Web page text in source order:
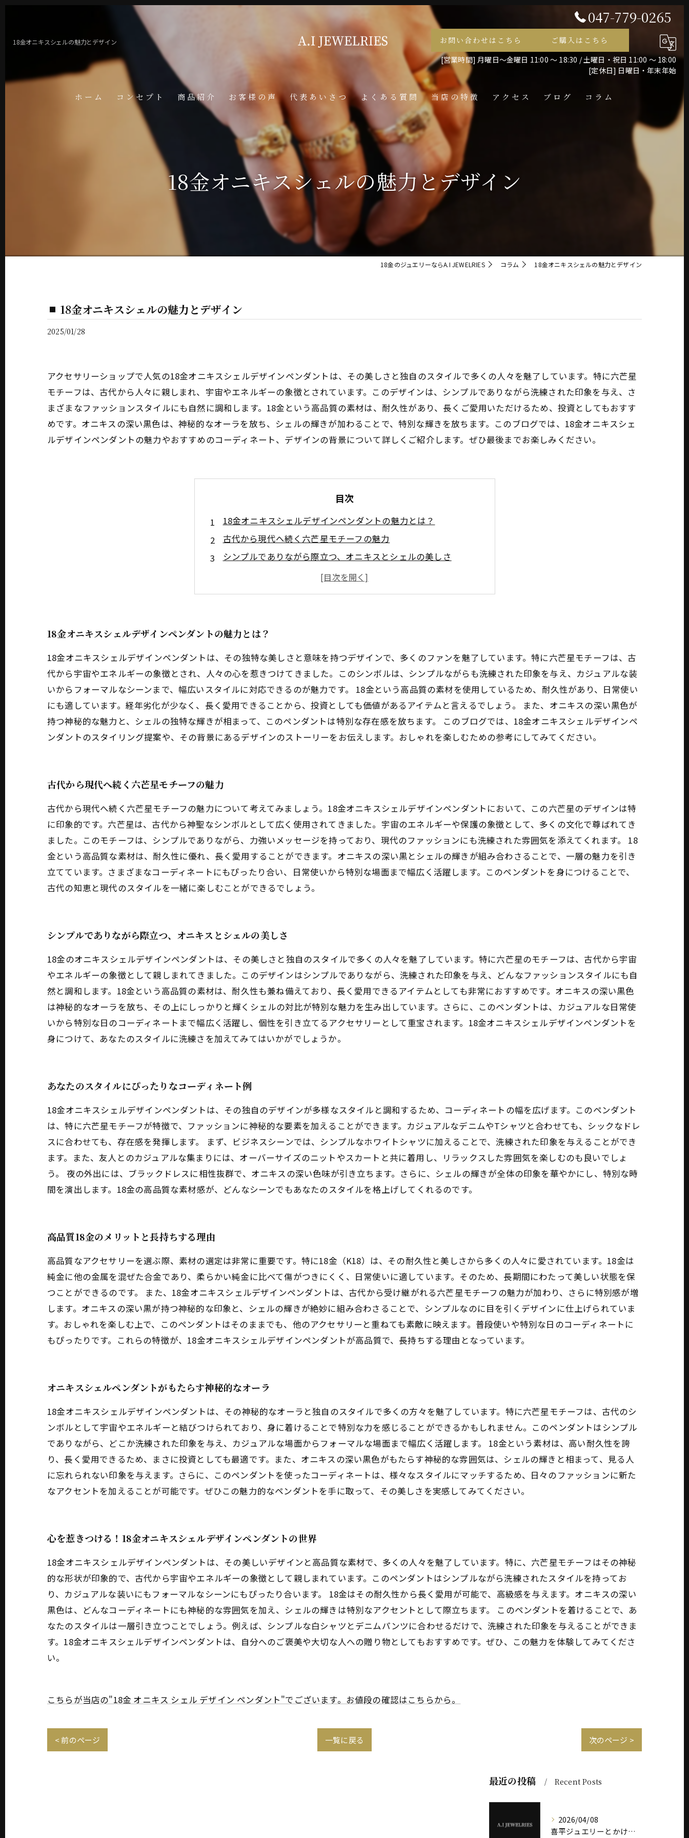
18金オニキスシェルの魅力とデザイン
047-779-0265
お問い合わせはこちら
ご購入はこちら
[営業時間] 月曜日～金曜日 11:00 ～ 18:30 / 土曜日・祝日 11:00 ～ 18:00
[定休日] 日曜日・年末年始
ホーム コンセプト 商品紹介 お客様の声 代表あいさつ よくある質問 当店の特徴
喜平
ネックレス
メンズ
ペンダント
アクセス ブログ コラム
18金オニキスシェルの魅力とデザイン
18金のジュエリーならA.I JEWELRIES コラム 18金オニキスシェルの魅力とデザイン
18金オニキスシェルの魅力とデザイン
2025/01/28
アクセサリーショップで人気の18金オニキスシェルデザインペンダントは、その美しさと独自のスタイルで多くの人々を魅了しています。特に六芒星
モチーフは、古代から人々に親しまれ、宇宙やエネルギーの象徴とされています。このデザインは、シンプルでありながら洗練された印象を与え、さ
まざまなファッションスタイルにも自然に調和します。18金という高品質の素材は、耐久性があり、長くご愛用いただけるため、投資としてもおすす
めです。オニキスの深い黒色は、神秘的なオーラを放ち、シェルの輝きが加わることで、特別な輝きを放ちます。このブログでは、18金オニキスシェ
ルデザインペンダントの魅力やおすすめのコーディネート、デザインの背景について詳しくご紹介します。ぜひ最後までお楽しみください。
目次
18金オニキスシェルデザインペンダントの魅力とは？
古代から現代へ続く六芒星モチーフの魅力
シンプルでありながら際立つ、オニキスとシェルの美しさ
あなたのスタイルにぴったりなコーディネート例
高品質18金のメリットと長持ちする理由
心を惹きつける！18金オニキスシェルデザインペンダントの世界
18金オニキスシェルデザインペンダントの魅力とは？
18金オニキスシェルデザインペンダントは、その独特な美しさと意味を持つデザインで、多くのファンを魅了しています。特に六芒星モチーフは、古
代から宇宙やエネルギーの象徴とされ、人々の心を惹きつけてきました。このシンボルは、シンプルながらも洗練された印象を与え、カジュアルな装
いからフォーマルなシーンまで、幅広いスタイルに対応できるのが魅力です。 18金という高品質の素材を使用しているため、耐久性があり、日常使い
にも適しています。経年劣化が少なく、長く愛用できることから、投資としても価値があるアイテムと言えるでしょう。 また、オニキスの深い黒色が
持つ神秘的な魅力と、シェルの独特な輝きが相まって、このペンダントは特別な存在感を放ちます。 このブログでは、18金オニキスシェルデザインペ
ンダントのスタイリング提案や、その背景にあるデザインのストーリーをお伝えします。おしゃれを楽しむための参考にしてみてください。
古代から現代へ続く六芒星モチーフの魅力
古代から現代へ続く六芒星モチーフの魅力について考えてみましょう。18金オニキスシェルデザインペンダントにおいて、この六芒星のデザインは特
に印象的です。六芒星は、古代から神聖なシンボルとして広く使用されてきました。宇宙のエネルギーや保護の象徴として、多くの文化で尊ばれてき
ました。このモチーフは、シンプルでありながら、力強いメッセージを持っており、現代のファッションにも洗練された雰囲気を添えてくれます。 18
金という高品質な素材は、耐久性に優れ、長く愛用することができます。オニキスの深い黒とシェルの輝きが組み合わさることで、一層の魅力を引き
立てています。さまざまなコーディネートにもぴったり合い、日常使いから特別な場面まで幅広く活躍します。このペンダントを身につけることで、
古代の知恵と現代のスタイルを一緒に楽しむことができるでしょう。
シンプルでありながら際立つ、オニキスとシェルの美しさ
18金のオニキスシェルデザインペンダントは、その美しさと独自のスタイルで多くの人々を魅了しています。特に六芒星のモチーフは、古代から宇宙
やエネルギーの象徴として親しまれてきました。このデザインはシンプルでありながら、洗練された印象を与え、どんなファッションスタイルにも自
然と調和します。18金という高品質の素材は、耐久性も兼ね備えており、長く愛用できるアイテムとしても非常におすすめです。オニキスの深い黒色
は神秘的なオーラを放ち、その上にしっかりと輝くシェルの対比が特別な魅力を生み出しています。さらに、このペンダントは、カジュアルな日常使
いから特別な日のコーディネートまで幅広く活躍し、個性を引き立てるアクセサリーとして重宝されます。18金オニキスシェルデザインペンダントを
身につけて、あなたのスタイルに洗練さを加えてみてはいかがでしょうか。
あなたのスタイルにぴったりなコーディネート例
18金オニキスシェルデザインペンダントは、その独自のデザインが多様なスタイルと調和するため、コーディネートの幅を広げます。このペンダント
は、特に六芒星モチーフが特徴で、ファッションに神秘的な要素を加えることができます。カジュアルなデニムやTシャツと合わせても、シックなドレ
スに合わせても、存在感を発揮します。 まず、ビジネスシーンでは、シンプルなホワイトシャツに加えることで、洗練された印象を与えることができ
ます。また、友人とのカジュアルな集まりには、オーバーサイズのニットやスカートと共に着用し、リラックスした雰囲気を楽しむのも良いでしょ
う。 夜の外出には、ブラックドレスに相性抜群で、オニキスの深い色味が引き立ちます。さらに、シェルの輝きが全体の印象を華やかにし、特別な時
間を演出します。18金の高品質な素材感が、どんなシーンでもあなたのスタイルを格上げしてくれるのです。
高品質18金のメリットと長持ちする理由
高品質なアクセサリーを選ぶ際、素材の選定は非常に重要です。特に18金（K18）は、その耐久性と美しさから多くの人々に愛されています。18金は
純金に他の金属を混ぜた合金であり、柔らかい純金に比べて傷がつきにくく、日常使いに適しています。そのため、長期間にわたって美しい状態を保
つことができるのです。 また、18金オニキスシェルデザインペンダントは、古代から受け継がれる六芒星モチーフの魅力が加わり、さらに特別感が増
します。オニキスの深い黒が持つ神秘的な印象と、シェルの輝きが絶妙に組み合わさることで、シンプルなのに目を引くデザインに仕上げられていま
す。おしゃれを楽しむ上で、このペンダントはそのままでも、他のアクセサリーと重ねても素敵に映えます。普段使いや特別な日のコーディネートに
もぴったりです。これらの特徴が、18金オニキスシェルデザインペンダントが高品質で、長持ちする理由となっています。
オニキスシェルペンダントがもたらす神秘的なオーラ
18金オニキスシェルデザインペンダントは、その神秘的なオーラと独自のスタイルで多くの方々を魅了しています。特に六芒星モチーフは、古代のシ
ンボルとして宇宙やエネルギーと結びつけられており、身に着けることで特別な力を感じることができるかもしれません。このペンダントはシンプル
でありながら、どこか洗練された印象を与え、カジュアルな場面からフォーマルな場面まで幅広く活躍します。 18金という素材は、高い耐久性を誇
り、長く愛用できるため、まさに投資としても最適です。また、オニキスの深い黒色がもたらす神秘的な雰囲気は、シェルの輝きと相まって、見る人
に忘れられない印象を与えます。さらに、このペンダントを使ったコーディネートは、様々なスタイルにマッチするため、日々のファッションに新た
なアクセントを加えることが可能です。ぜひこの魅力的なペンダントを手に取って、その美しさを実感してみてください。
心を惹きつける！18金オニキスシェルデザインペンダントの世界
18金オニキスシェルデザインペンダントは、その美しいデザインと高品質な素材で、多くの人々を魅了しています。特に、六芒星モチーフはその神秘
的な形状が印象的で、古代から宇宙やエネルギーの象徴として親しまれています。このペンダントはシンプルながら洗練されたスタイルを持ってお
り、カジュアルな装いにもフォーマルなシーンにもぴったり合います。 18金はその耐久性から長く愛用が可能で、高級感を与えます。オニキスの深い
黒色は、どんなコーディネートにも神秘的な雰囲気を加え、シェルの輝きは特別なアクセントとして際立ちます。 このペンダントを着けることで、あ
なたのスタイルは一層引き立つことでしょう。例えば、シンプルな白シャツとデニムパンツに合わせるだけで、洗練された印象を与えることができま
す。18金オニキスシェルデザインペンダントは、自分へのご褒美や大切な人への贈り物としてもおすすめです。ぜひ、この魅力を体験してみてくださ
い。
こちらが当店の"18金 オニキス シェル デザイン ペンダント"でございます。お値段の確認はこちらから。
< 前のページ 一覧に戻る 次のページ >
最近の投稿 Recent Posts
2026/04/08
喜平ジュエリーとかけまして、税金とときます。 その心は――“重さ”が価値を決めます。